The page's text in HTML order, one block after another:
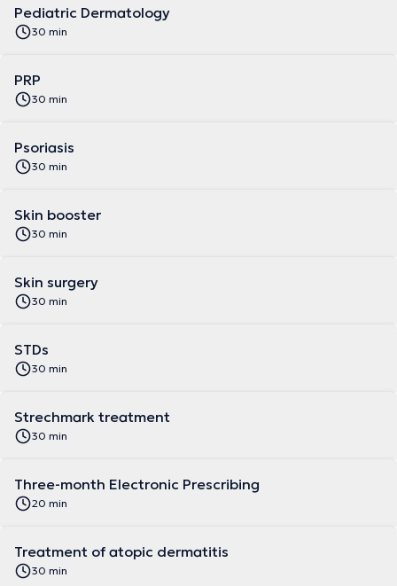
Pediatric Dermatology
30 min
PRP
30 min
Psoriasis
30 min
Skin booster
30 min
Skin surgery
30 min
STDs
30 min
Strechmark treatment
30 min
Three-month Electronic Prescribing
20 min
Treatment of atopic dermatitis
30 min